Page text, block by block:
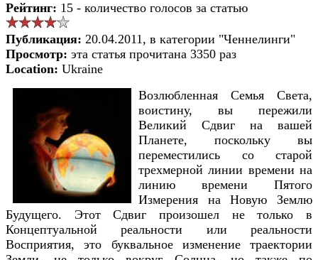
Рейтинг: 15 - количество голосов за статью
Публикация: 20.04.2011, в категории "Ченнелинги"
Просмотр: эта статья прочитана 3350 раз
Location: Ukraine
Возлюбленная Семья Света,
воистину, вы пережили
Великий Сдвиг на вашей
Планете, поскольку вы
переместились со старой
трехмерной линии времени на
линию времени Пятого
Измерения на Новую Землю
Будущего. Этот Сдвиг произошел не только в
Концептуальной реальности или реальности
Восприятия, это буквальное изменение траектории